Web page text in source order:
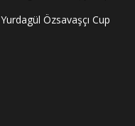
Yurdagül Özsavaşçı Cup